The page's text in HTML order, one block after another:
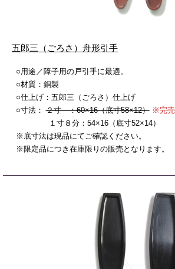
五郎三（ごろさ）舟形引手
○用途／障子用の戸引手に最適。
○材質：銅製
○仕上げ：五郎三（ごろさ）仕上げ
○寸法：２寸 ：60×16（底寸58×12）※完売
１寸８分：54×16（底寸52×14）
※底寸法は現品にてご確認ください。
※限定品につき在庫限りの販売となります。